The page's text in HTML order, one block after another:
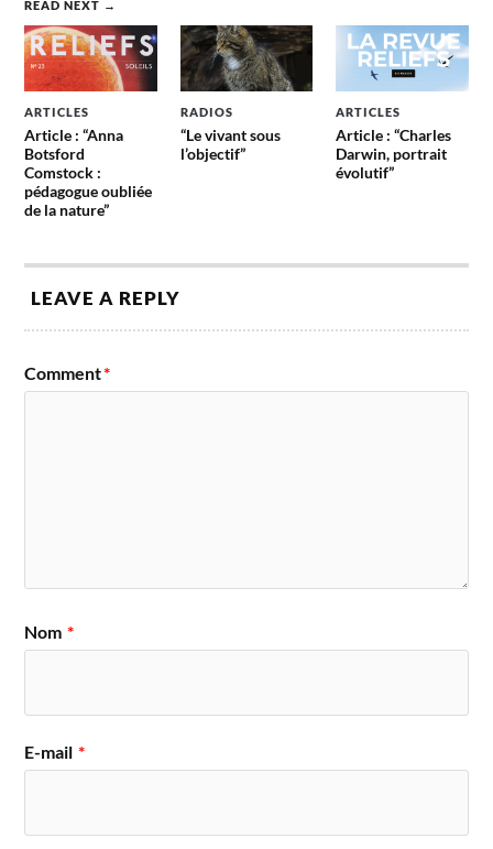
READ NEXT →
ARTICLES
Article : “Anna
Botsford
Comstock :
pédagogue oubliée
de la nature”
RADIOS
“Le vivant sous
l’objectif”
ARTICLES
Article : “Charles
Darwin, portrait
évolutif”
LEAVE A REPLY
Comment*
Nom *
E-mail *